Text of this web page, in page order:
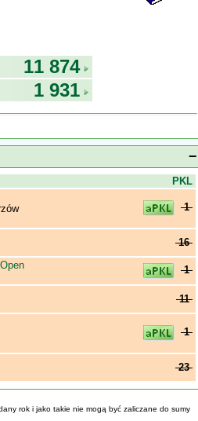
11 874
1 931
−
PKL
1
16
1
11
1
23
rok i jako takie nie mogą być zaliczane do sumy